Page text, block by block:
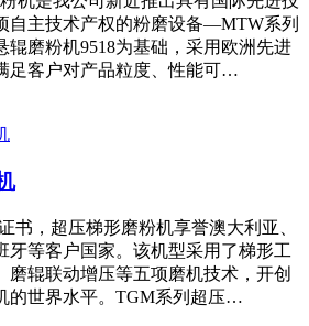
自主技术产权的粉磨设备—MTW系列
辊磨粉机9518为基础，采用欧洲先进
足客户对产品粒度、性能可…
书，超压梯形磨粉机享誉澳大利亚、
牙等客户国家。该机型采用了梯形工
磨辊联动增压等五项磨机技术，开创
的世界水平。TGM系列超压…